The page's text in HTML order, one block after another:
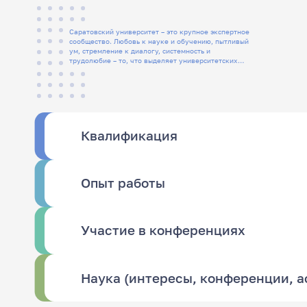
Саратовский университет – это крупное экспертное
сообщество. Любовь к науке и обучению, пытливый
ум, стремление к диалогу, системность и
трудолюбие – то, что выделяет университетских
Квалификация
Опыт работы
Участие в конференциях
Наука (интересы, конференции,